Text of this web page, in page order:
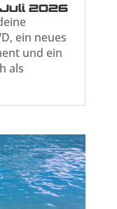
2026
ein neues
und ein
als